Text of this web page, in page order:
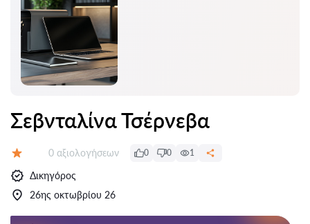
Σεβνταλίνα Τσέρνεβα
Αξιολογήσεις:
0 αξιολογήσεων 0 0 1
Δικηγόρος
26ης οκτωβρίου 26